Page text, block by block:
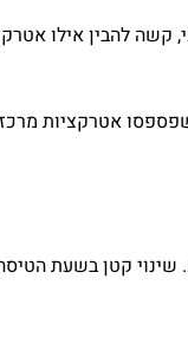
להבין אילו
אטרקציות
שינוי קטן בשעת